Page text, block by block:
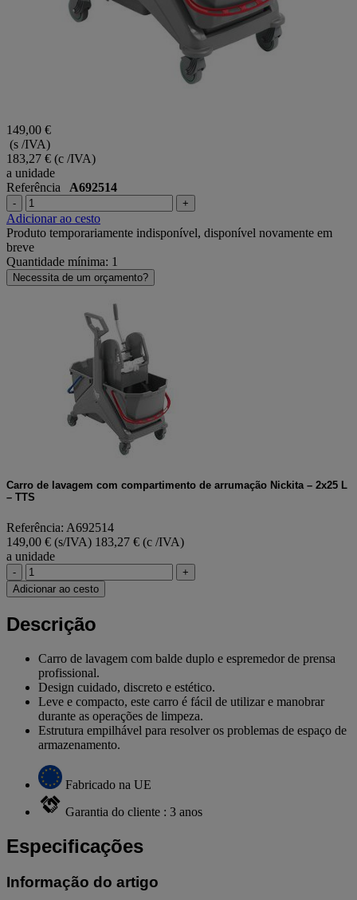
149,00 €
(s /IVA)
183,27 € (c /IVA)
a unidade
Referência A692514
- +
Adicionar ao cesto
Produto temporariamente indisponível, disponível novamente em
breve
Quantidade mínima: 1
Necessita de um orçamento?
Carro de lavagem com compartimento de arrumação Nickita – 2x25 L
– TTS
Referência: A692514
149,00 € (s/IVA) 183,27 € (c /IVA)
a unidade
-
+
Adicionar ao cesto
Descrição
Carro de lavagem com balde duplo e espremedor de prensa
profissional.
Design cuidado, discreto e estético.
Leve e compacto, este carro é fácil de utilizar e manobrar
durante as operações de limpeza.
Estrutura empilhável para resolver os problemas de espaço de
armazenamento.
Fabricado na UE
Garantia do cliente : 3 anos
Especificações
Informação do artigo